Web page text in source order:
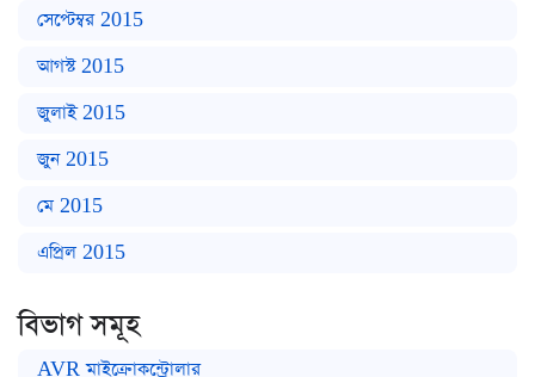
সেপ্টেম্বর 2015
আগস্ট 2015
জুলাই 2015
জুন 2015
মে 2015
এপ্রিল 2015
বিভাগ সমূহ
AVR মাইক্রোকন্ট্রোলার